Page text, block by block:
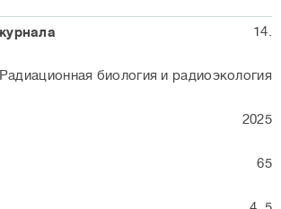
14.
Радиационная биология и радиоэкология
2025
65